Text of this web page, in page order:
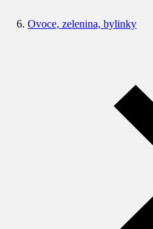
Ovoce, zelenina, bylinky